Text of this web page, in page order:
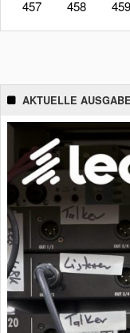
457 458 459
AKTUELLE